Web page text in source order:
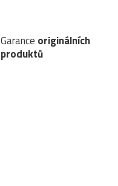
Garance originálních
produktů